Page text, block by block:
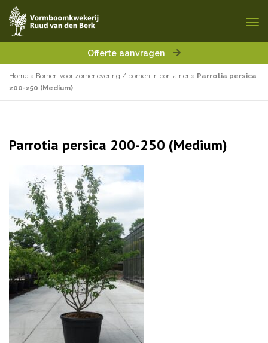
Offerte aanvragen
Home » Bomen voor zomerlevering / bomen in container » Parrotia persica
200-250 (Medium)
Parrotia persica 200-250 (Medium)